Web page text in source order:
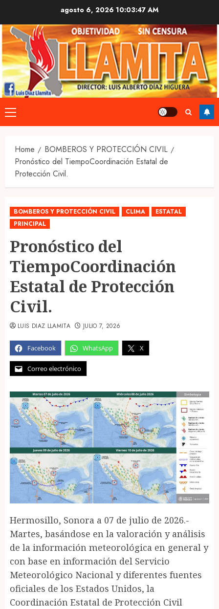
content
agosto 6, 2026 10:03:48 AM
Primary
Menu
Home
BOMBEROS Y PROTECCIÓN CIVIL
Pronóstico del TiempoCoordinación Estatal de
Protección Civil.
BOMBEROS Y PROTECCIÓN CIVIL CLIMA
ESTATAL
PRINCIPAL
Pronóstico del
TiempoCoordinación
Estatal de Protección
Civil.
Facebook WhatsApp X
Correo electrónico
LUIS DIAZ LLAMITA JULIO 7, 2026
Hermosillo, Sonora a 07 de julio de 2026.-
Martes, basándose en la valoración y análisis
de la información meteorológica en general y
con base en información del Servicio
Meteorológico Nacional y diferentes fuentes
oficiales de los Estados Unidos, la
Coordinación Estatal de Protección Civil